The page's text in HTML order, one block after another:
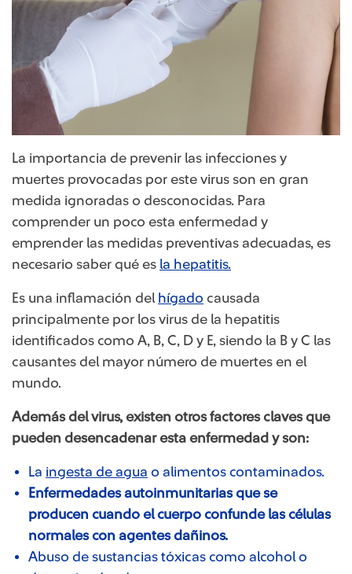
La importancia de prevenir las infecciones y
muertes provocadas por este virus son en gran
medida ignoradas o desconocidas. Para
comprender un poco esta enfermedad y
emprender las medidas preventivas adecuadas, es
necesario saber qué es la hepatitis​.
Es una inflamación del hígado causada
principalmente por los virus de la hepatitis
identificados como A, B, C, D y E, siendo la B y C las
causantes del mayor número de muertes en el
mundo.
Además del virus, existen otros factores claves que
pueden desencadenar esta enfermedad y son:
La ingesta de agua o alimentos contaminados.
Enfermedades autoinmunitarias que se
producen cuando el cuerpo confunde las células
normales con agentes dañinos.
Abuso de sustancias tóxicas como alcohol o